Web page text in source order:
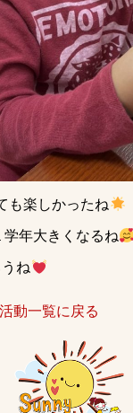
も楽しかったね
学年大きくなるね
ね
活動一覧に戻る